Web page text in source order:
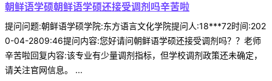
朝鲜语学硕朝鲜语学硕还接受调剂吗辛苦啦
提问问题:朝鲜语学硕学院:东方语言文化学院提问人:18***72时间:202
0-04-2809:46提问内容:您好请问朝鲜语学硕还接受调剂吗？？老师
辛苦啦回复内容:该专业有少量调剂指标，但学校调剂政策还未确定，
请关注官网信息。 ...